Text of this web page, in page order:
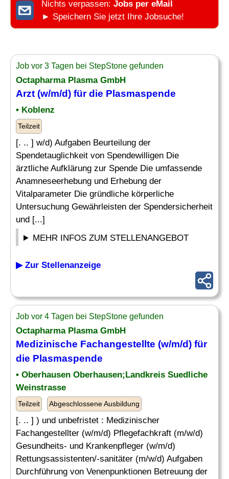
Nichts verpassen: Jobs per eMail
► Speichern Sie jetzt Ihre Jobsuche!
Job vor 3 Tagen bei StepStone gefunden
Octapharma Plasma GmbH
Arzt (w/m/d) für die Plasmaspende
• Koblenz
Teilzeit
[. .. ] w/d) Aufgaben Beurteilung der
Spendetauglichkeit von Spendewilligen Die
ärztliche Aufklärung zur Spende Die umfassende
Anamneseerhebung und Erhebung der
Vitalparameter Die gründliche körperliche
Untersuchung Gewährleisten der Spendersicherheit
und [...]
MEHR INFOS ZUM STELLENANGEBOT
▶ Zur Stellenanzeige
Job vor 4 Tagen bei StepStone gefunden
Octapharma Plasma GmbH
Medizinische Fachangestellte (w/m/d) für
die Plasmaspende
• Oberhausen Oberhausen;Landkreis Suedliche
Weinstrasse
Teilzeit Abgeschlossene Ausbildung
[. .. ] ) und unbefristet : Medizinischer
Fachangestellter (w/m/d) Pflegefachkraft (m/w/d)
Gesundheits- und Krankenpfleger (w/m/d)
Rettungsassistenten/-sanitäter (m/w/d) Aufgaben
Durchführung von Venenpunktionen Betreuung der